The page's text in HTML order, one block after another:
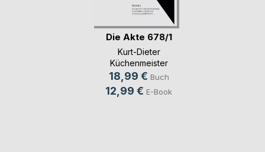
Die Akte 678/1
Kurt-Dieter
Küchenmeister
18,99 € Buch
12,99 € E-Book